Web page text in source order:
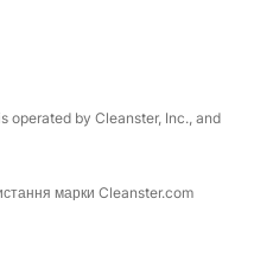
operated by Cleanster, Inc., and
марки Cleanster.com